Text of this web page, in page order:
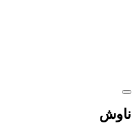
ناوش